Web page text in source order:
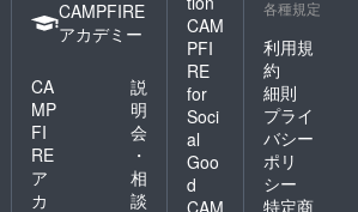
客様の
を伺い
ながら
ご利用
のシス
テムな
ど微調
整させ
ていた
だく可
CAMPFIRE
アカデミー
CA
MP
FI
RE
ア
カ
説
明
会
・
相
談
CAM
PFI
RE
for
Soci
al
Goo
d
各種規定
利用規
約
細則
プライ
バシー
ポリ
シー
特定商